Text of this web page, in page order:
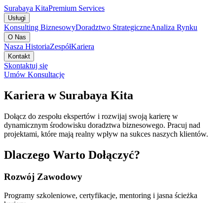
Surabaya KitaPremium Services
Usługi
Konsulting BiznesowyDoradztwo StrategiczneAnaliza Rynku
O Nas
Nasza HistoriaZespółKariera
Kontakt
Skontaktuj się
Umów Konsultację
Kariera w Surabaya Kita
Dołącz do zespołu ekspertów i rozwijaj swoją karierę w
dynamicznym środowisku doradztwa biznesowego. Pracuj nad
projektami, które mają realny wpływ na sukces naszych klientów.
Dlaczego Warto Dołączyć?
Rozwój Zawodowy
Programy szkoleniowe, certyfikacje, mentoring i jasna ścieżka